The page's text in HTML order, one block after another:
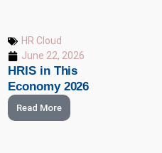
HR Cloud
June 22, 2026
HRIS in This
Economy 2026
Read More